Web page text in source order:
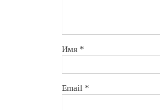
Имя *
Email *